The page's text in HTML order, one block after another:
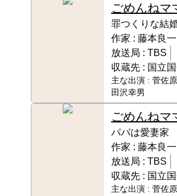
ごめんねマ
罪つくりな結
作家 : 藤本良一
放送局 : TBS
収蔵先 : 国立
主な出演 : 菅佐
田沢幸男
ごめんねマ
パパは愛妻家
作家 : 藤本良一
放送局 : TBS
収蔵先 : 国立
主な出演 : 菅佐